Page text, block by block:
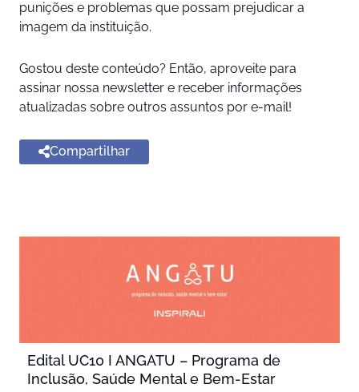
punições e problemas que possam prejudicar a
imagem da instituição.
Gostou deste conteúdo? Então, aproveite para
assinar nossa newsletter e receber informações
atualizadas sobre outros assuntos por e-mail!
Compartilhar
Edital UC10 I ANGATU – Programa de
Inclusão, Saúde Mental e Bem-Estar